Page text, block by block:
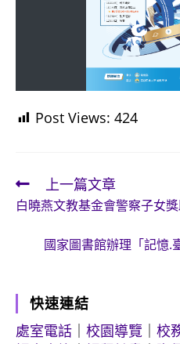
Post Views: 424
Read
more
articles
上一篇文章
白曉燕文教基金會警察子女
國家圖書館辦理「記憶.
快速連結
處室電話
校園導覽
校